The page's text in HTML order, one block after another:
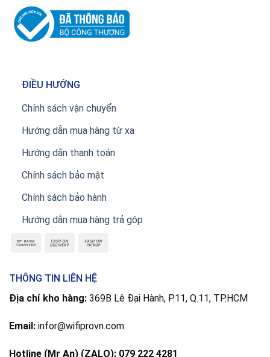
ĐIỀU HƯỚNG
Chính sách vận chuyển
Hướng dẫn mua hàng từ xa
Hướng dẫn thanh toán
Chính sách bảo mật
Chính sách bảo hành
Hướng dẫn mua hàng trả góp
THÔNG TIN LIÊN HỆ
Địa chỉ kho hàng: 369B Lê Đại Hành, P.11, Q.11, TP.HCM
Email: infor@wifiprovn.com
Hotline (Mr An) (ZALO): 079 222 4281